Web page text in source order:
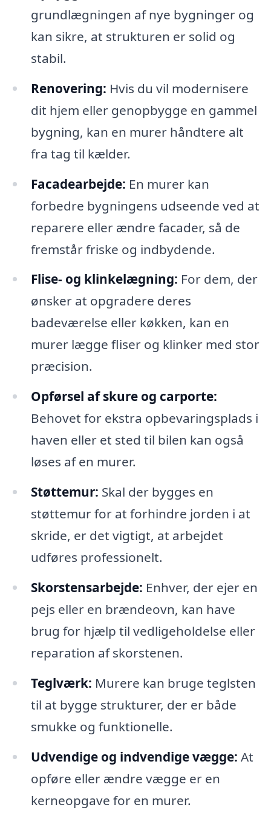
grundlægningen af nye bygninger og
kan sikre, at strukturen er solid og
stabil.
Renovering: Hvis du vil modernisere
dit hjem eller genopbygge en gammel
bygning, kan en murer håndtere alt
fra tag til kælder.
Facadearbejde: En murer kan
forbedre bygningens udseende ved at
reparere eller ændre facader, så de
fremstår friske og indbydende.
Flise- og klinkelægning: For dem, der
ønsker at opgradere deres
badeværelse eller køkken, kan en
murer lægge fliser og klinker med stor
præcision.
Opførsel af skure og carporte:
Behovet for ekstra opbevaringsplads i
haven eller et sted til bilen kan også
løses af en murer.
Støttemur: Skal der bygges en
støttemur for at forhindre jorden i at
skride, er det vigtigt, at arbejdet
udføres professionelt.
Skorstensarbejde: Enhver, der ejer en
pejs eller en brændeovn, kan have
brug for hjælp til vedligeholdelse eller
reparation af skorstenen.
Teglværk: Murere kan bruge teglsten
til at bygge strukturer, der er både
smukke og funktionelle.
Udvendige og indvendige vægge: At
opføre eller ændre vægge er en
kerneopgave for en murer.